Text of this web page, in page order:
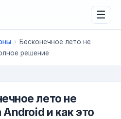
☰
› Бесконечное лето не
решение
лето не
Android и как это